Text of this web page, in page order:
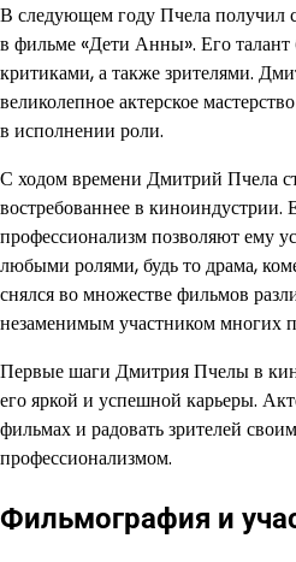
В следующем году Пчела получил
в фильме «Дети Анны». Его
критиками, а также зрителями.
великолепное актерское
в исполнении роли.
С ходом времени Дмитрий Пчела
востребованнее в киноиндустрии.
профессионализм позволяют ему
любыми ролями, будь то драма,
снялся во множестве фильмов
незаменимым участником многих
Первые шаги Дмитрия Пчелы в
его яркой и успешной карьеры.
фильмах и радовать зрителей
профессионализмом.
Фильмография и